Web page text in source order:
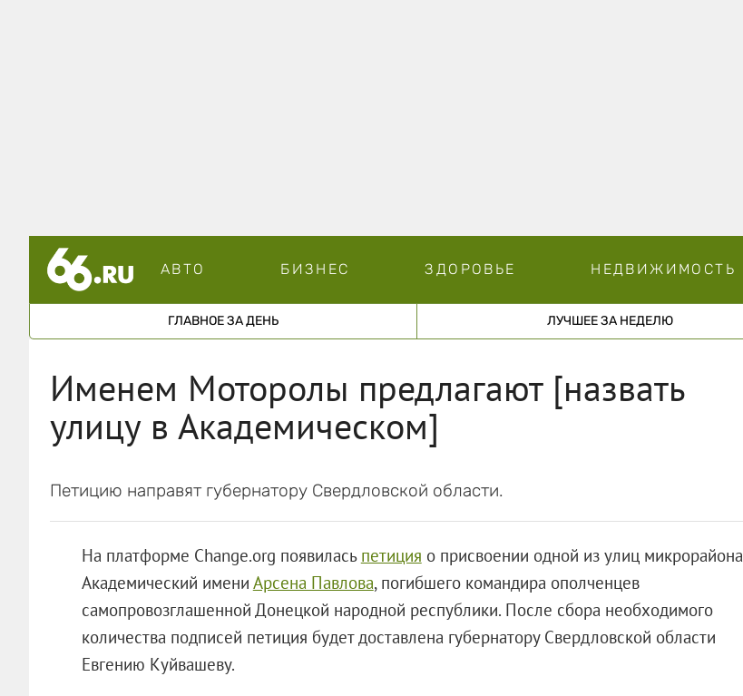
АВТО БИЗНЕС ЗДОРОВЬЕ НЕДВИЖИМОСТЬ
ГЛАВНОЕ ЗА ДЕНЬ ЛУЧШЕЕ ЗА НЕДЕЛЮ
Именем Моторолы предлагают [назвать
улицу в Академическом]
Петицию направят губернатору Свердловской области.
На платформе Change.org появилась петиция о присвоении одной из улиц микрорайона
Академический имени Арсена Павлова, погибшего командира ополченцев
самопровозглашенной Донецкой народной республики. После сбора необходимого
количества подписей петиция будет доставлена губернатору Свердловской области
Евгению Куйвашеву.